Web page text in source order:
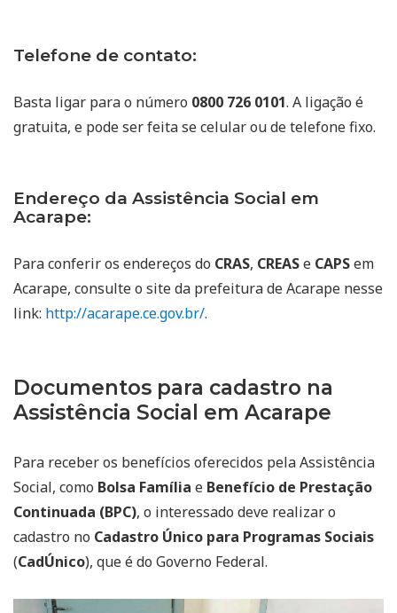
Telefone de contato:
Basta ligar para o número 0800 726 0101. A ligação é
gratuita, e pode ser feita se celular ou de telefone fixo.
Endereço da Assistência Social em
Acarape:
Para conferir os endereços do CRAS, CREASe CAPSem
Acarape, consulte o site da prefeitura de Acarape nesse
link: http://acarape.ce.gov.br/.
Documentos para cadastro na
Assistência Social em Acarape
Para receber os benefícios oferecidos pela Assistência
Social, como Bolsa Família e Benefício de Prestação
Continuada (BPC), o interessado deve realizar o
cadastro no Cadastro Único para Programas Sociais
(CadÚnico), que é do Governo Federal.